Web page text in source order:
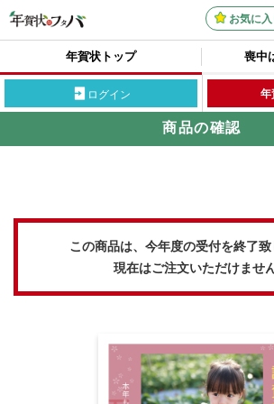
お気に入
年賀状トップ 喪中
ログイン 年
商品の確認
この商品は、今年度の受付を終了致
現在はご注文いただけません